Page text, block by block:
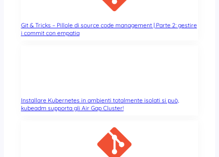
Git & Tricks – Pillole di source code management | Parte 2: gestire
i commit con empatia
Installare Kubernetes in ambienti totalmente isolati si può,
kubeadm supporta gli Air Gap Cluster!